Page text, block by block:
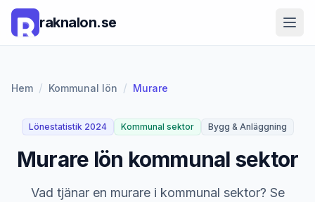
raknalon.se
Hem / Kommunal lön / Murare
Lönestatistik 2024 Kommunal sektor Bygg & Anläggning
Murare lön kommunal sektor
Vad tjänar en murare i kommunal sektor? Se